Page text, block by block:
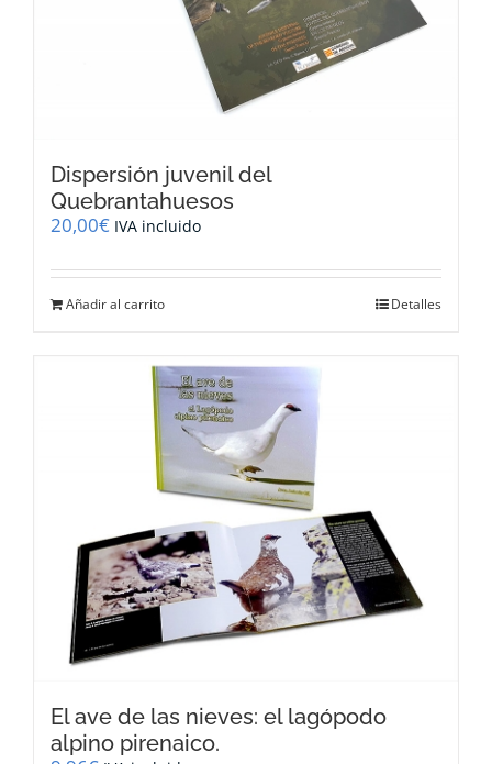
Dispersión juvenil del
Quebrantahuesos
20,00€ IVA incluido
Añadir al carrito Detalles
El ave de las nieves: el lagópodo
alpino pirenaico.